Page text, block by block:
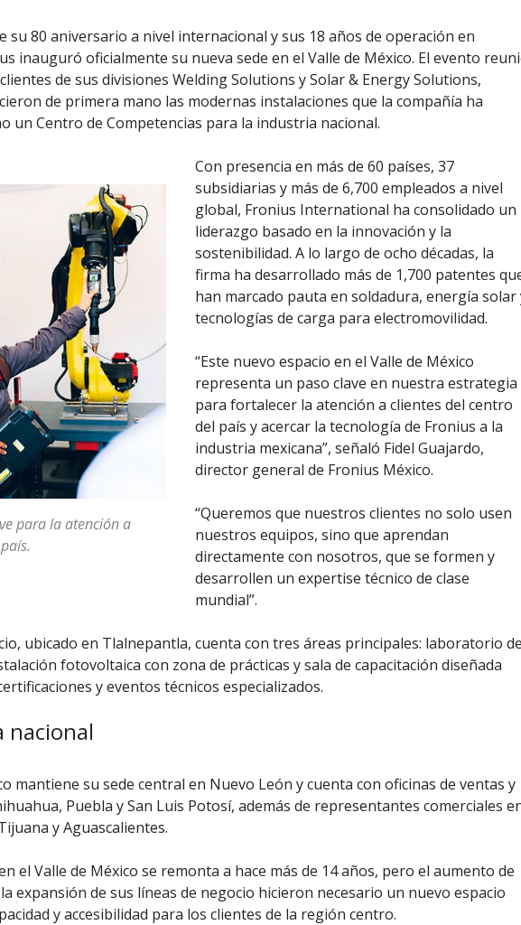
su 80 aniversario a nivel internacional y sus 18 años de operación en
inauguró oficialmente su nueva sede en el Valle de México. El evento
de sus divisiones Welding Solutions y Solar & Energy Solutions,
de primera mano las modernas instalaciones que la compañía ha
un Centro de Competencias para la industria nacional.
para la atención a
Con presencia en más de 60 países, 37
subsidiarias y más de 6,700 empleados a nivel
global, Fronius International ha consolidado un
liderazgo basado en la innovación y la
sostenibilidad. A lo largo de ocho décadas, la
firma ha desarrollado más de 1,700 patentes
han marcado pauta en soldadura, energía solar
tecnologías de carga para electromovilidad.
“Este nuevo espacio en el Valle de México
representa un paso clave en nuestra estrategia
para fortalecer la atención a clientes del centro
del país y acercar la tecnología de Fronius a la
industria mexicana”, señaló Fidel Guajardo,
director general de Fronius México.
“Queremos que nuestros clientes no solo usen
nuestros equipos, sino que aprendan
directamente con nosotros, que se formen y
desarrollen un expertise técnico de clase
mundial”.
ubicado en Tlalnepantla, cuenta con tres áreas principales: laboratorio
fotovoltaica con zona de prácticas y sala de capacitación diseñada
y eventos técnicos especializados.
nacional
mantiene su sede central en Nuevo León y cuenta con oficinas de ventas y
Puebla y San Luis Potosí, además de representantes comerciales
y Aguascalientes.
el Valle de México se remonta a hace más de 14 años, pero el aumento de
expansión de sus líneas de negocio hicieron necesario un nuevo espacio
y accesibilidad para los clientes de la región centro.